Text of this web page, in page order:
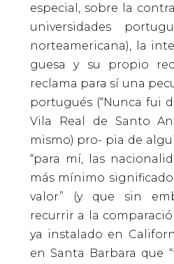
especial, sobre la
universidades
norteamericana), la
guesa y su propio
reclama para sí una
portugués (“Nunca fui
Vila Real de Santo
mismo) pro- pia de
“para mí, las
más mínimo
valor” (y que sin
recurrir a la
ya instalado en
en Santa Barbara que